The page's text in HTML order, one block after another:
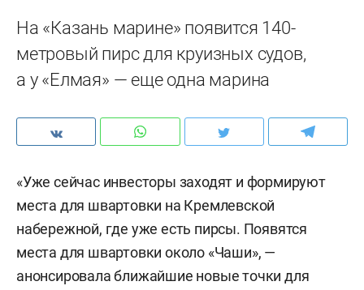
На «Казань марине» появится 140-
метровый пирс для круизных судов,
а у «Елмая» — еще одна марина
«Уже сейчас инвесторы заходят и формируют
места для швартовки на Кремлевской
набережной, где уже есть пирсы. Появятся
места для швартовки около «Чаши», —
анонсировала ближайшие новые точки для